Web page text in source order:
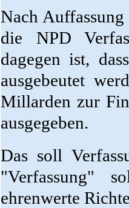
Nach
die NPD
dagegen ist,
ausgebeutet
Millarden zur
ausgegeben.
Das soll
"Verfassung"
ehrenwerte